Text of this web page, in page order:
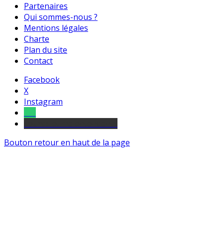
Partenaires
Qui sommes-nous ?
Mentions légales
Charte
Plan du site
Contact
Facebook
X
Instagram
Bouton retour en haut de la page